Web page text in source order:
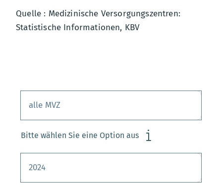
Quelle : Medizinische Versorgungszentren:
Statistische Informationen, KBV
Bitte wählen Sie eine Option aus